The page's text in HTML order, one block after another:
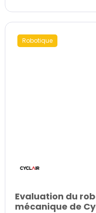
Robotique
Evaluation du
mécanique de